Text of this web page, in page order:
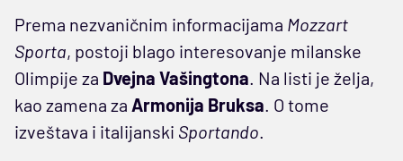
Prema nezvaničnim informacijama Mozzart
Sporta, postoji blago interesovanje milanske
Olimpije za Dvejna Vašingtona. Na listi je želja,
kao zamena za Armonija Bruksa. O tome
izveštava i italijanski Sportando.